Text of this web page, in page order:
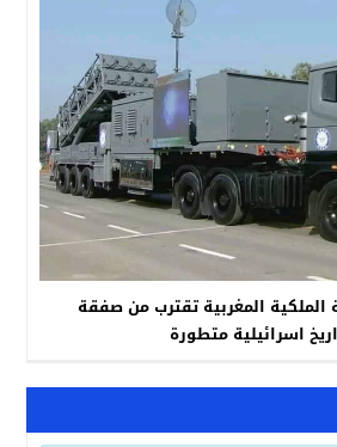
الملكية المغربية تقترب من صفقة
اسرائيلية متطورة